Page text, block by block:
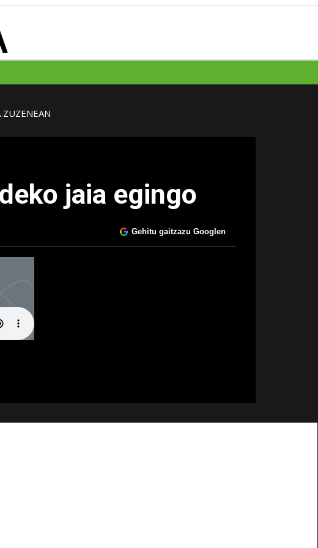
ZUZENEAN
jaia egingo
Gehitu gaitzazu Googlen